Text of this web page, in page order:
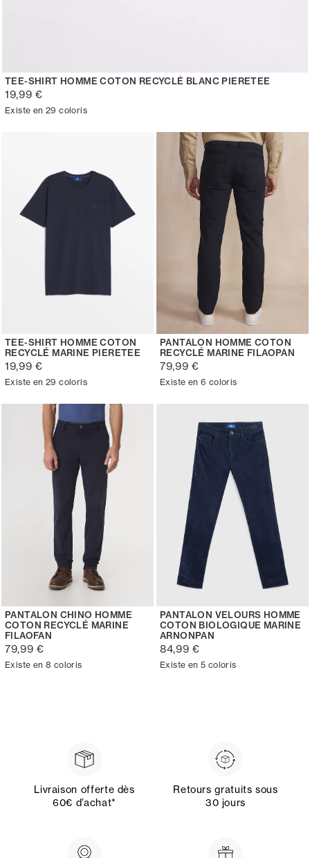
TEE-SHIRT HOMME COTON RECYCLÉ BLANC PIERETEE
19,99 €
Existe en 29 coloris
TEE-SHIRT HOMME COTON
RECYCLÉ MARINE PIERETEE
19,99 €
Existe en 29 coloris
PANTALON HOMME COTON
RECYCLÉ MARINE FILAOPAN
79,99 €
Existe en 6 coloris
PANTALON CHINO HOMME
COTON RECYCLÉ MARINE
FILAOFAN
79,99 €
Existe en 8 coloris
PANTALON VELOURS HOMME
COTON BIOLOGIQUE MARINE
ARNONPAN
84,99 €
Existe en 5 coloris
Livraison offerte dès
60€ d’achat*
Retours gratuits sous
30 jours